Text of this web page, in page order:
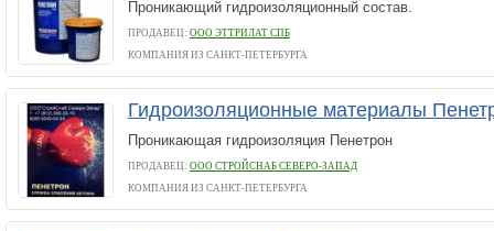
Проникающий гидроизоляционный состав.
ПРОДАВЕЦ: ООО ЭТТРИЛАТ СПБ
КОМПАНИЯ ИЗ САНКТ-ПЕТЕРБУРГА
Гидроизоляционные материалы
Проникающая гидроизоляция Пенетрон
ПРОДАВЕЦ: ООО СТРОЙСНАБ СЕВЕРО-ЗАПАД
КОМПАНИЯ ИЗ САНКТ-ПЕТЕРБУРГА